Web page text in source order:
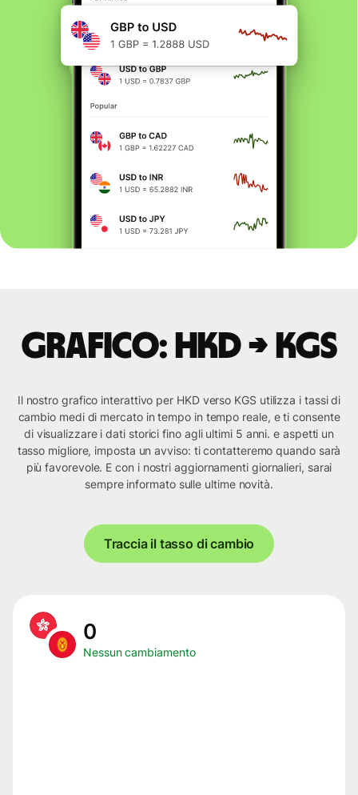
Grafico: HKD → KGS
Il nostro grafico interattivo per HKD verso KGS utilizza i tassi di
cambio medi di mercato in tempo in tempo reale, e ti consente
di visualizzare i dati storici fino agli ultimi 5 anni. e aspetti un
tasso migliore, imposta un avviso: ti contatteremo quando sarà
più favorevole. E con i nostri aggiornamenti giornalieri, sarai
sempre informato sulle ultime novità.
Traccia il tasso di cambio
0
Nessun cambiamento